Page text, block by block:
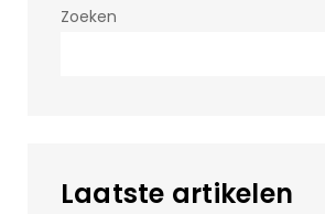
Zoeken
Laatste artikelen